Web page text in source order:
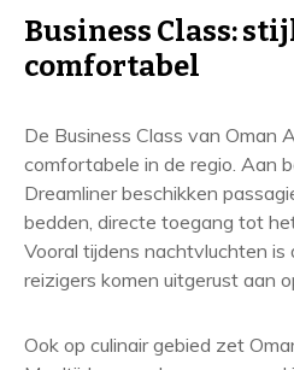
Business Class:
comfortabel
De Business Class van Oman
comfortabele in de regio. Aan
Dreamliner beschikken
bedden, directe toegang tot
Vooral tijdens nachtvluchten is
reizigers komen uitgerust aan
Ook op culinair gebied zet